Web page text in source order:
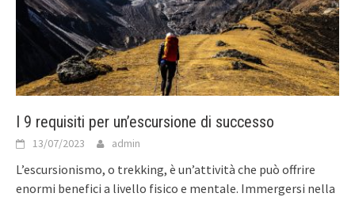
I 9 requisiti per un’escursione di successo
13/07/2023 admin
L’escursionismo, o trekking, è un’attività che può offrire
enormi benefici a livello fisico e mentale. Immergersi nella